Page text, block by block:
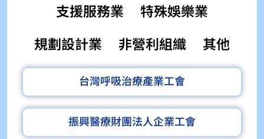
支援服務業
特殊娛樂業
規劃設計業
非營利組織 其他
台灣呼吸治療產業工會
振興醫療財團法人企業工會